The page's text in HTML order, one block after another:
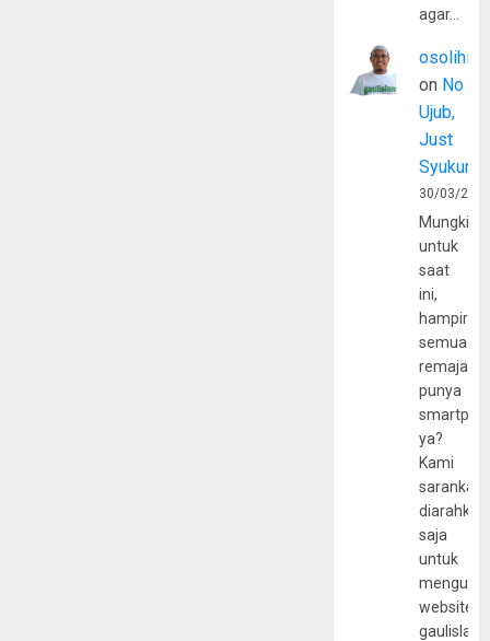
agar…
osolihin
on No
Ujub,
Just
Syukur
30/03/
Mungkin
untuk
saat
ini,
hampir
semua
remaja
punya
ya?
Kami
sarankan,
diarahkan
saja
untuk
website